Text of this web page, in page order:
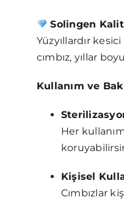
Solingen
Yüzyıllardır
cımbız, yıllar
Kullanım ve
Her
Kişisel
Cımbızlar